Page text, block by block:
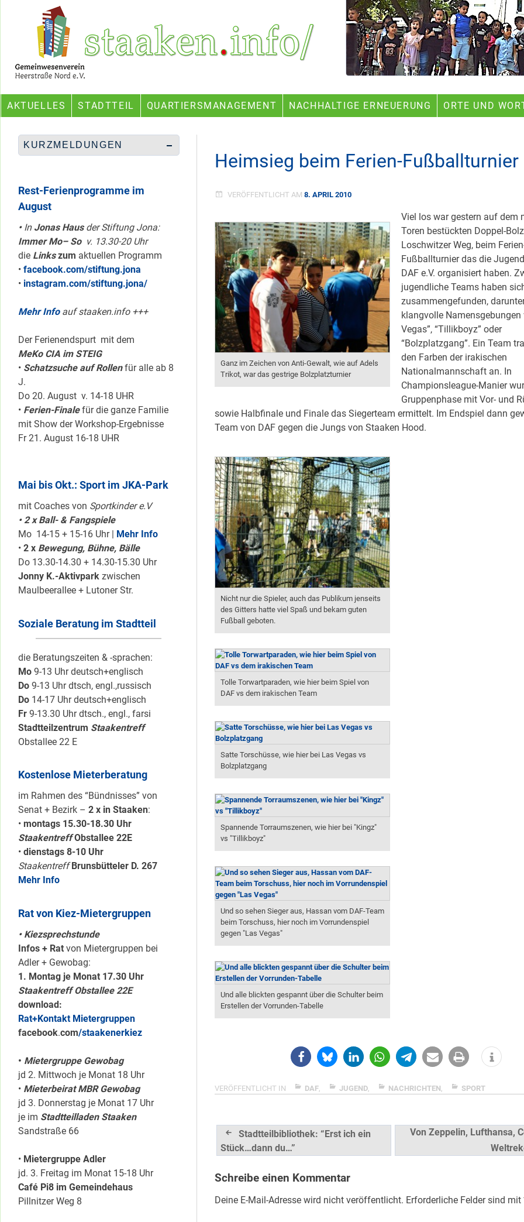
Ein Projekt des Gemeinwesenvereins Heerstraße Nord
AKTUELLES STADTTEIL QUARTIERSMANAGEMENT NACHHALTIGE ERNEUERUNG ORTE UND
Heimsieg beim Ferien-Fußballturnier
VERÖFFENTLICHT AM 8. APRIL 2010
Ganz im Zeichen von Anti-Gewalt, wie auf Adels
Trikot, war das gestrige Bolzplatzturnier
Viel los war gestern auf dem
Toren bestückten Doppel-
Loschwitzer Weg, beim
Fußballturnier das die
DAF e.V. organisiert haben.
jugendliche Teams haben
zusammengefunden,
klangvolle Namensgebungen
Vegas”, “Tillikboyz” oder
“Bolzplatzgang”. Ein Team
den Farben der irakischen
Nationalmannschaft an. In
Championsleague-Manier
Gruppenphase mit Vor- und
sowie Halbfinale und Finale das Siegerteam ermittelt. Im Endspiel dann
Team von DAF gegen die Jungs von Staaken Hood.
Nicht nur die Spieler, auch das Publikum jenseits
des Gitters hatte viel Spaß und bekam guten
Fußball geboten.
Tolle Torwartparaden, wie hier beim Spiel von
DAF vs dem irakischen Team
Satte Torschüsse, wie hier bei Las Vegas vs
Bolzplatzgang
Spannende Torraumszenen, wie hier bei "Kingz"
vs "Tillikboyz"
Und so sehen Sieger aus, Hassan vom DAF-Team
beim Torschuss, hier noch im Vorrundenspiel
gegen "Las Vegas"
Und alle blickten gespannt über die Schulter beim
Erstellen der Vorrunden-Tabelle
VERÖFFENTLICHT IN DAF, JUGEND, NACHRICHTEN SPORT
Beitragsnavigation
Stadtteilbibliothek: “Erst ich ein
Stück…dann du…”
Von Zeppelin, Lufthansa,
Schreibe einen Kommentar
Deine E-Mail-Adresse wird nicht veröffentlicht. Erforderliche Felder sind mit
KURZMELDUNGEN
Rest-Ferienprogramme im
August
•InJonas Hausder Stiftung Jona:
Immer Mo– So v. 13.30-20 Uhr
die Linkszum aktuellen Programm
• facebook.com/stiftung.jona
• instagram.com/stiftung.jona/
Mehr Infoauf staaken.info +++
Der Ferienendspurt mit dem
MeKo CIA im STEIG
• Schatzsuche auf Rollenfür alle ab 8
J.
Do 20. August v. 14-18 UHR
• Ferien-Finalefür die ganze Familie
mit Show der Workshop-Ergebnisse
Fr 21. August 16-18 UHR
Mai bis Okt.: Sport im JKA-Park
mit Coaches von Sportkinder e.V
• 2 x Ball- & Fangspiele
Mo 14-15 + 15-16 Uhr |
Mehr Info
• 2 x Bewegung, Bühne, Bälle
Do 13.30-14.30 + 14.30-15.30 Uhr
Jonny K.-Aktivpark zwischen
Maulbeerallee + Lutoner Str.
Soziale Beratung im Stadtteil
die Beratungszeiten & -sprachen:
Mo 9-13 Uhr deutsch+englisch
Do 9-13 Uhr dtsch, engl.,russisch
Do 14-17 Uhr deutsch+englisch
Fr 9-13.30 Uhr dtsch., engl., farsi
Stadtteilzentrum Staakentreff
Obstallee 22 E
Kostenlose Mieterberatung
im Rahmen des “Bündnisses” von
Senat + Bezirk – 2 x in Staaken:
• montags 15.30-18.30 Uhr
Staakentreff Obstallee 22E
• dienstags 8-10 Uhr
Staakentreff Brunsbütteler D. 267
Mehr Info
Rat von Kiez-Mietergruppen
• Kiezsprechstunde
Infos + Rat von Mietergruppen bei
Adler + Gewobag:
1. Montag je Monat 17.30 Uhr
Staakentreff Obstallee 22E
download:
Rat+Kontakt Mietergruppen
facebook.com/staakenerkiez
• Mietergruppe Gewobag
jd 2. Mittwoch je Monat 18 Uhr
• Mieterbeirat MBR Gewobag
jd 3. Donnerstag je Monat 17 Uhr
je im Stadtteilladen Staaken
Sandstraße 66
• Mietergruppe Adler
jd. 3. Freitag im Monat 15-18 Uhr
Café Pi8 im Gemeindehaus
Pillnitzer Weg 8